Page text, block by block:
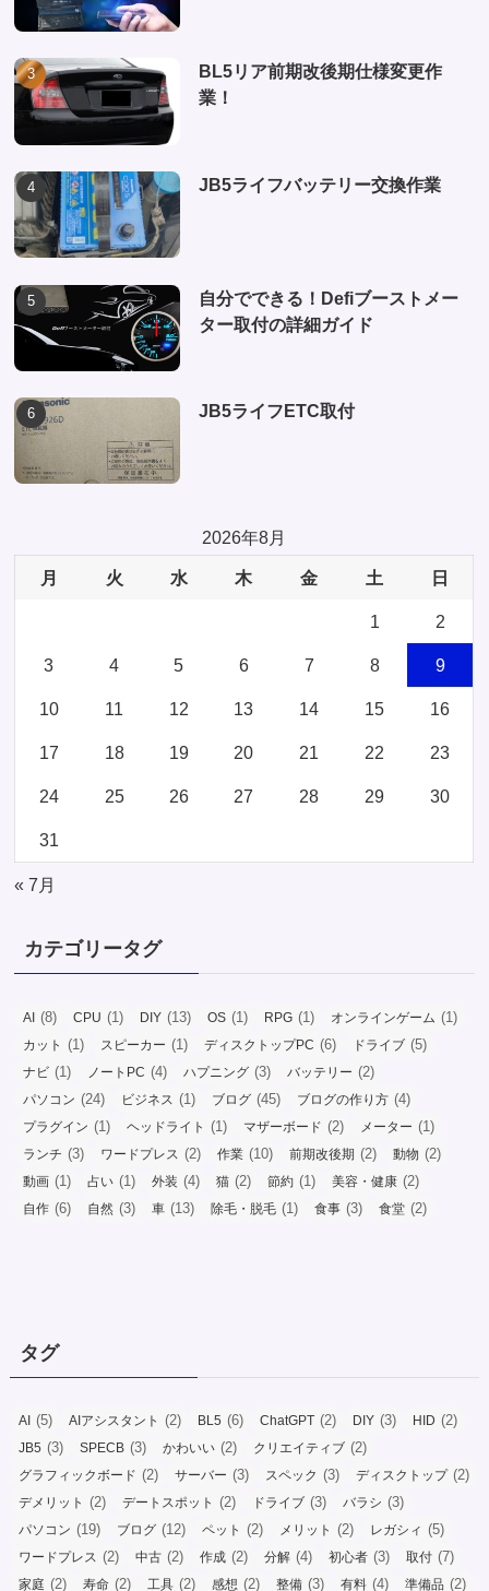
BL5リア前期改後期仕様変更作
業！
JB5ライフバッテリー交換作業
自分でできる！Defiブーストメー
ター取付の詳細ガイド
JB5ライフETC取付
2026年8月
月 火 水 木 金 土 日
1 2
3 4 5 6 7 8 9
10 11 12 13 14 15 16
17 18 19 20 21 22 23
24 25 26 27 28 29 30
31
« 7月
カテゴリータグ
AI (8) CPU (1) DIY (13) OS (1) RPG (1) オンラインゲーム (1)
カット (1) スピーカー (1) ディスクトップPC (6) ドライブ (5)
ナビ (1) ノートPC (4) ハプニング (3) バッテリー (2)
パソコン (24) ビジネス (1) ブログ (45) ブログの作り方 (4)
プラグイン (1) ヘッドライト (1) マザーボード (2) メーター (1)
ランチ (3) ワードプレス (2) 作業 (10) 前期改後期 (2) 動物 (2)
動画 (1) 占い (1) 外装 (4) 猫 (2) 節約 (1) 美容・健康 (2)
自作 (6) 自然 (3) 車 (13) 除毛・脱毛 (1) 食事 (3) 食堂 (2)
タグ
AI (5) AIアシスタント (2) BL5 (6) ChatGPT (2) DIY (3) HID (2)
JB5 (3) SPECB (3) かわいい (2) クリエイティブ (2)
グラフィックボード (2) サーバー (3) スペック (3) ディスクトップ(2)
デメリット (2) デートスポット (2) ドライブ (3) バラシ (3)
パソコン (19) ブログ (12) ペット (2) メリット (2) レガシィ (5)
ワードプレス (2) 中古 (2) 作成 (2) 分解 (4) 初心者 (3) 取付 (7)
家庭 (2) 寿命 (2) 工具 (2) 感想 (2) 整備 (3) 有料 (4) 準備品 (2)